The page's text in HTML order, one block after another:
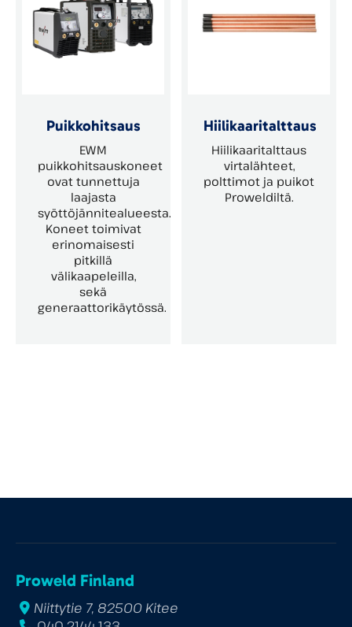
Puikkohitsaus
EWM
puikkohitsauskoneet
ovat tunnettuja
laajasta
syöttöjännitealueesta.
Koneet toimivat
erinomaisesti
pitkillä
välikaapeleilla,
sekä
generaattorikäytössä.
Hiilikaaritalttaus
Hiilikaaritalttaus
virtalähteet,
polttimot ja puikot
Proweldiltä.
Proweld Finland
Niittytie 7, 82500 Kitee